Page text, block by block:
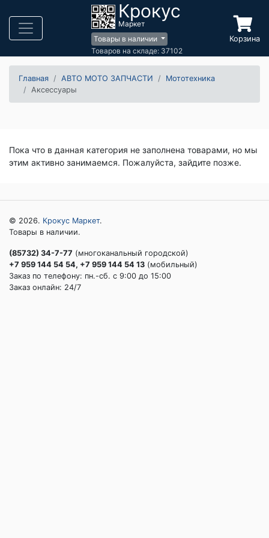
Крокус
Маркет
Товары в наличии
Товаров на складе: 37102
Корзина
Главная АВТО МОТО ЗАПЧАСТИ
Мототехника
Аксессуары
Пока что в данная категория не заполнена товарами, но мы
этим активно занимаемся. Пожалуйста, зайдите позже.
© 2026. Крокус Маркет.
Товары в наличии.
(85732) 34-7-77 (многоканальный городской)
+7 959 144 54 54, +7 959 144 54 13 (мобильный)
Заказ по телефону: пн.-сб. c 9:00 до 15:00
Заказ онлайн: 24/7